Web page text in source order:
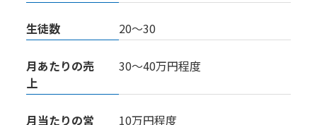
生徒数 20〜30
月あたりの売
上
30～40万円程度
月当たりの営
10万円程度